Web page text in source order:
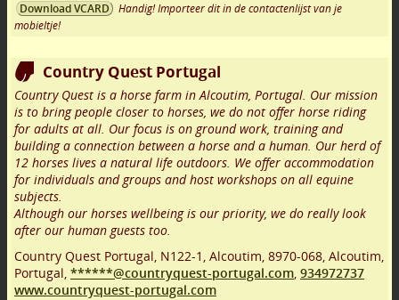
Download VCARD
Handig! Importeer dit in de contactenlijst van je
mobieltje!
Country Quest Portugal
Country Quest is a horse farm in Alcoutim, Portugal. Our mission
is to bring people closer to horses, we do not offer horse riding
for adults at all. Our focus is on ground work, training and
building a connection between a horse and a human. Our herd of
12 horses lives a natural life outdoors. We offer accommodation
for individuals and groups and host workshops on all equine
subjects.
Although our horses wellbeing is our priority, we do really look
after our human guests too.
Country Quest Portugal, N122-1, Alcoutim, 8970-068, Alcoutim,
Portugal, ******@countryquest-portugal.com, 934972737
www.countryquest-portugal.com